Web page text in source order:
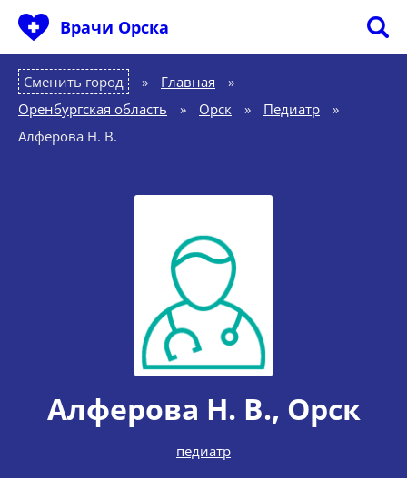
Врачи Орска
Сменить город Главная
»
Оренбургская область
» Орск » Педиатр
»
Алферова Н. В.
Алферова Н. В., Орск
педиатр